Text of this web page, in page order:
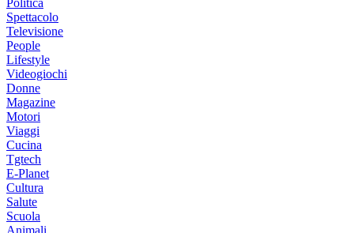
Spettacolo
Televisione
People
Lifestyle
Videogiochi
Donne
Magazine
Motori
Viaggi
Cucina
Tgtech
E-Planet
Cultura
Salute
Scuola
Animali